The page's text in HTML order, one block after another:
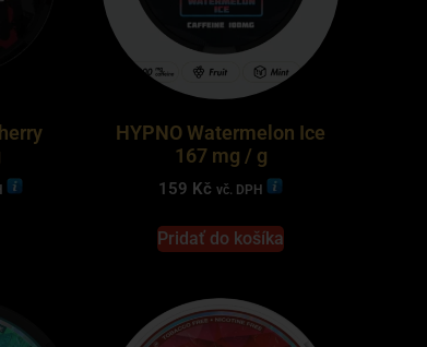
HYPNO Watermelon Ice
167 mg / g
159 Kč vč. DPH
Pridať do košíka